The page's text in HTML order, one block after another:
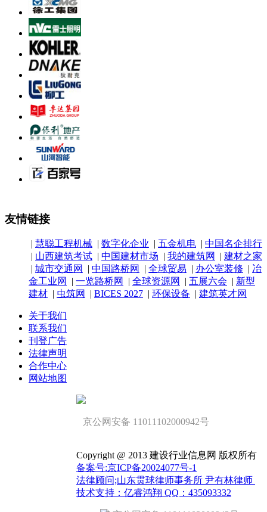
友情链接
| 慧聪工程机械 | 数字化企业 | 五金机电 | 中国名企排行
| 山西建筑考试 | 中国建材市场 | 我的建筑网 | 建材之家
| 城市交通网 | 中国路桥网 | 全球贸易 | 办公室装修 | 冶
金工业网
| 一览路桥网 | 全球资源网 | 五展六会 | 新型
建材 | 虫筑网 | BICES 2027 | 环保设备 | 建筑英才网
关于我们
联系我们
刊登广告
法律声明
合作中心
网站地图
京公网安备 11011102000942号
Copyright @ 2013 建设行业信息网 版权所有
备案号:京ICP备20024077号-1
法律顾问;山东贯球律师事务所 尹有林律师
技术支持：亿睿鸿翔 QQ：435093332